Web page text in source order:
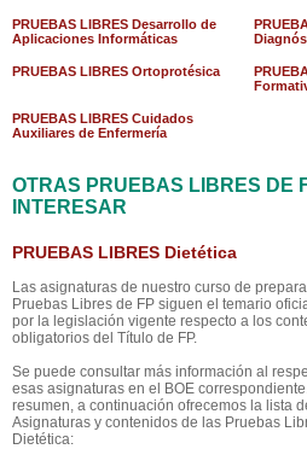
PRUEBAS LIBRES Desarrollo de
Aplicaciones Informáticas
PRUEBAS LIBRES Ortoprotésica
PRUEBAS LIBRES Cuidados
Auxiliares de Enfermería
OTRAS PRUEBAS LIBRES DE
INTERESAR
PRUEBAS LIBRES Dietética
Las asignaturas de nuestro curso de
Pruebas Libres de FP siguen el temario
por la legislación vigente respecto a los
obligatorios del Título de FP.
Se puede consultar más información al
esas asignaturas en el BOE
resumen, a continuación ofrecemos la lista
Asignaturas y contenidos de las Pruebas
Dietética: